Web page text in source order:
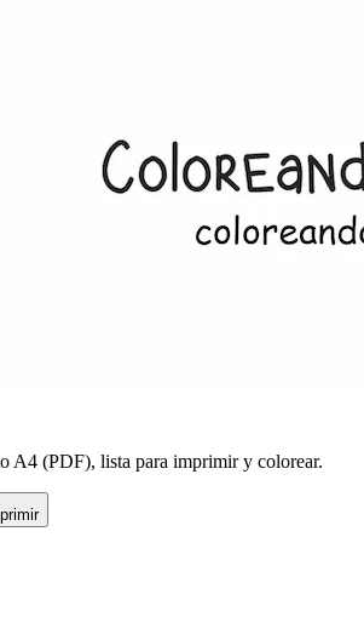
A4 (PDF), lista para imprimir y colorear.